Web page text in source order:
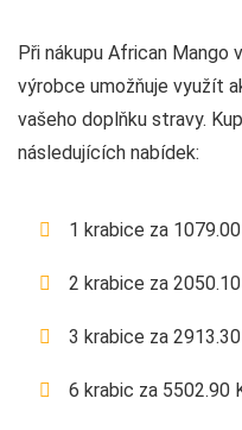
Při nákupu African Mango
výrobce umožňuje využít
vašeho doplňku stravy.
následujících nabídek:
1 krabice za
2 krabice za
3 krabice za
6 krabic za 5502.90